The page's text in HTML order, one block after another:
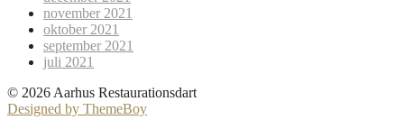
november 2021
oktober 2021
september 2021
juli 2021
© 2026 Aarhus Restaurationsdart
Designed by ThemeBoy